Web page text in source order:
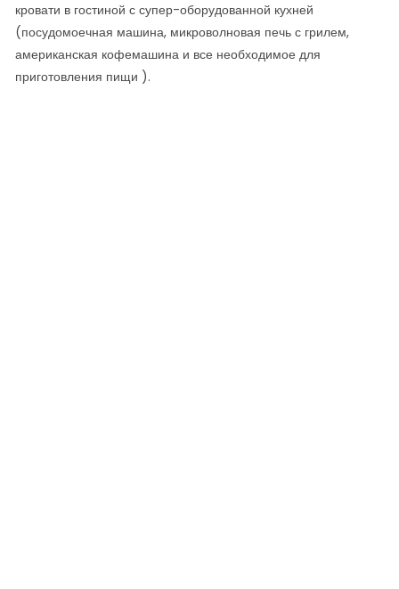
кровати в гостиной с супер-оборудованной кухней
(посудомоечная машина, микроволновая печь с грилем,
американская кофемашина и все необходимое для
приготовления пищи ).